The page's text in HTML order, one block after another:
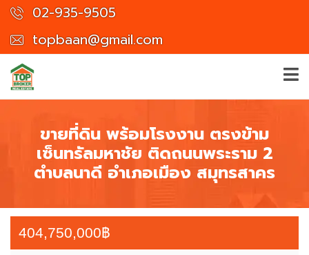
02-935-9505
topbaan@gmail.com
ขายที่ดิน พร้อมโรงงาน ตรงข้าม
เซ็นทรัลมหาชัย ติดถนนพระราม 2
ตำบลนาดี อำเภอเมือง สมุทรสาคร
404,750,000฿